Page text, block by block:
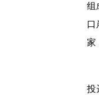
组
家
投